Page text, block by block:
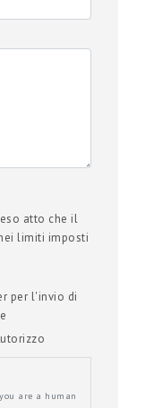
atto che il
limiti imposti
per l'invio di
are a human